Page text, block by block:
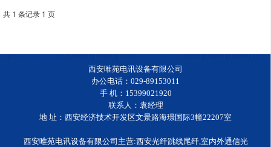
共 1 条记录 1 页
西安唯苑电讯设备有限公司
办公电话：029-89153011
手 机：15399021920
联系人：袁经理
地 址：西安经济技术开发区文景路海璟国际3幢22207室
西安唯苑电讯设备有限公司主营:西安光纤跳线尾纤,室内外通信光